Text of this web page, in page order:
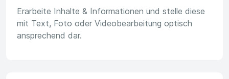
Erarbeite Inhalte & Informationen und stelle diese
mit Text, Foto oder Videobearbeitung optisch
ansprechend dar.